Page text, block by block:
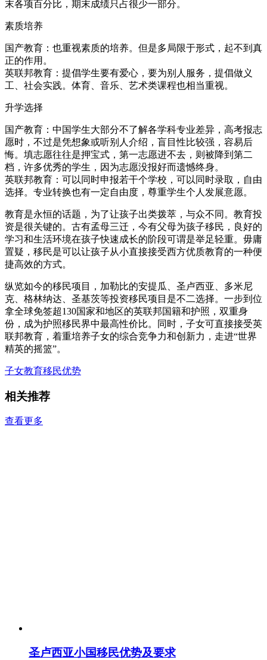
末各项百分比，期末成绩只占很少一部分。
素质培养
国产教育：也重视素质的培养。但是多局限于形式，起不到真
正的作用。
英联邦教育：提倡学生要有爱心，要为别人服务，提倡做义
工、社会实践。体育、音乐、艺术类课程也相当重视。
升学选择
国产教育：中国学生大部分不了解各学科专业差异，高考报志
愿时，不过是凭想象或听别人介绍，盲目性比较强，容易后
悔。填志愿往往是押宝式，第一志愿进不去，则被降到第二
档，许多优秀的学生，因为志愿没报好而遗憾终身。
英联邦教育：可以同时申报若干个学校，可以同时录取，自由
选择。专业转换也有一定自由度，尊重学生个人发展意愿。
教育是永恒的话题，为了让孩子出类拨萃，与众不同。教育投
资是很关键的。古有孟母三迁，今有父母为孩子移民，良好的
学习和生活环境在孩子快速成长的阶段可谓是举足轻重。毋庸
置疑，移民是可以让孩子从小直接接受西方优质教育的一种便
捷高效的方式。
纵览如今的移民项目，加勒比的安提瓜、圣卢西亚、多米尼
克、格林纳达、圣基茨等投资移民项目是不二选择。一步到位
拿全球免签超130国家和地区的英联邦国籍和护照，双重身
份，成为护照移民界中最高性价比。同时，子女可直接接受英
联邦教育，着重培养子女的综合竞争力和创新力，走进“世界
精英的摇篮”。
子女教育移民优势
相关推荐
查看更多
圣卢西亚小国移民优势及要求